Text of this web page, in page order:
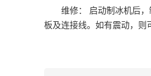
维修： 启动制冰机后
板及连接线。如有震动，则